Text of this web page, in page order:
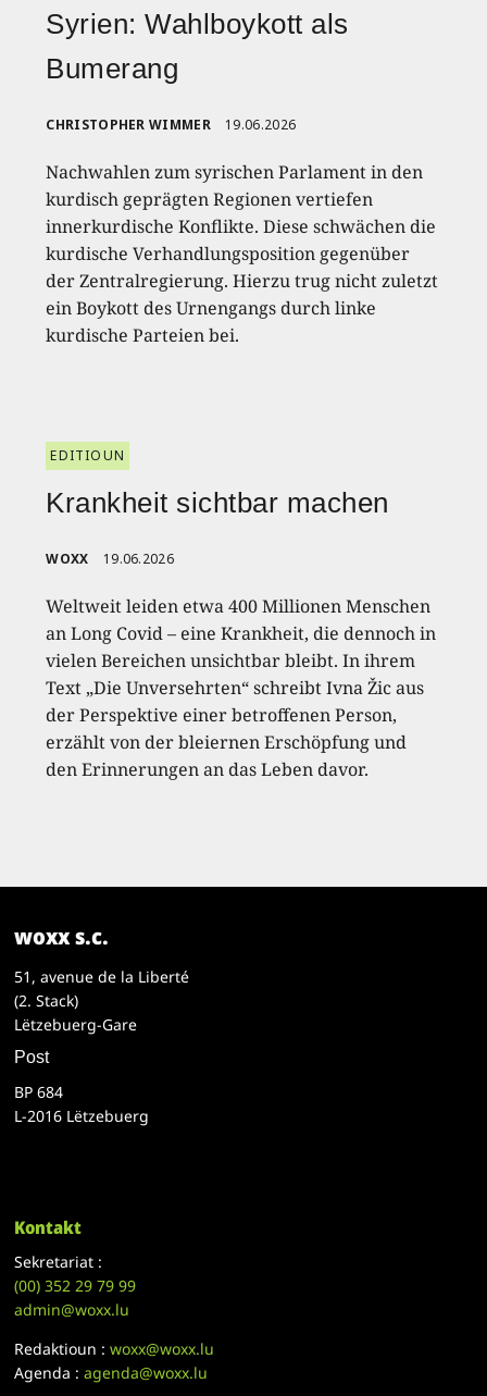
Syrien: Wahlboykott als
Bumerang
CHRISTOPHER WIMMER 19.06.2026
Nachwahlen zum syrischen Parlament in den
kurdisch geprägten Regionen vertiefen
innerkurdische Konflikte. Diese schwächen die
kurdische Verhandlungsposition gegenüber
der Zentralregierung. Hierzu trug nicht zuletzt
ein Boykott des Urnengangs durch linke
kurdische Parteien bei.
EDITIOUN
Krankheit sichtbar machen
WOXX 19.06.2026
Weltweit leiden etwa 400 Millionen Menschen
an Long Covid – eine Krankheit, die dennoch in
vielen Bereichen unsichtbar bleibt. In ihrem
Text „Die Unversehrten“ schreibt Ivna Žic aus
der Perspektive einer betroffenen Person,
erzählt von der bleiernen Erschöpfung und
den Erinnerungen an das Leben davor.
woxx s.c.
51, avenue de la Liberté
(2. Stack)
Lëtzebuerg-Gare
Post
BP 684
L-2016 Lëtzebuerg
Kontakt
Sekretariat :
(00)352 29 79 99
admin@woxx.lu
Redaktioun :woxx@woxx.lu
Agenda :agenda@woxx.lu